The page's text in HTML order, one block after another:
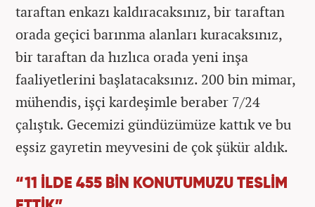
taraftan enkazı kaldıracaksınız, bir taraftan
orada geçici barınma alanları kuracaksınız,
bir taraftan da hızlıca orada yeni inşa
faaliyetlerini başlatacaksınız. 200 bin mimar,
mühendis, işçi kardeşimle beraber 7/24
çalıştık. Gecemizi gündüzümüze kattık ve bu
eşsiz gayretin meyvesini de çok şükür aldık.
“11 İLDE 455 BİN KONUTUMUZU TESLİM